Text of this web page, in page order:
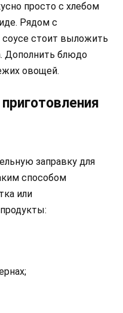
просто с хлебом
Рядом с
стоит выложить
Дополнить блюдо
овощей.
заправку для
способом
или